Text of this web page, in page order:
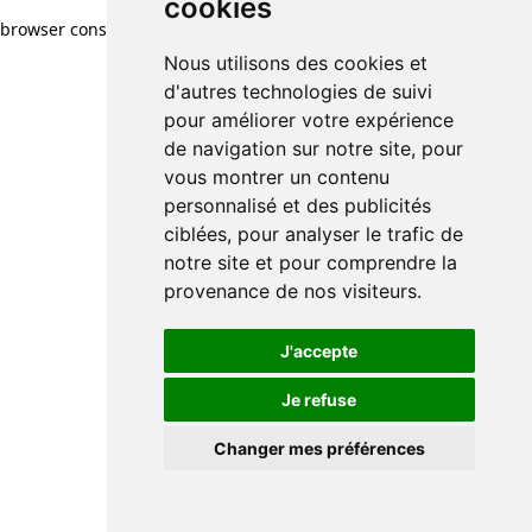
cookies
Nous utilisons des cookies et
d'autres technologies de suivi
pour améliorer votre expérience
de navigation sur notre site, pour
vous montrer un contenu
personnalisé et des publicités
ciblées, pour analyser le trafic de
notre site et pour comprendre la
provenance de nos visiteurs.
J'accepte
Je refuse
Changer mes préférences
browser console for more information)